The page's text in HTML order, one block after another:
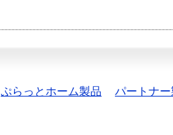
ぷらっとホーム製品 パートナー